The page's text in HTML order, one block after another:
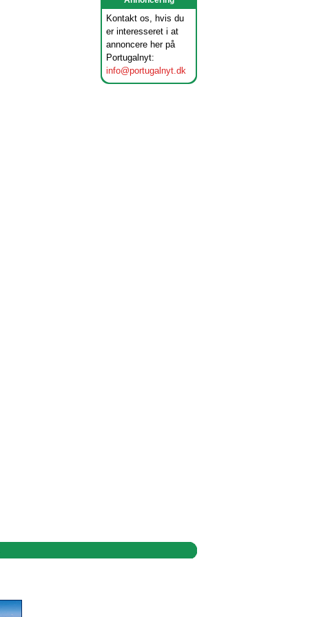
Kontakt os, hvis du
er interesseret i at
annoncere her på
Portugalnyt:
info@portugalnyt.dk